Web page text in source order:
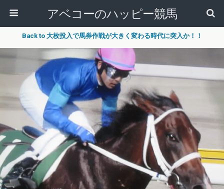
アベコーのハッピー競馬
Back to 大枚投入で馬券作戦が大きく変わる時代に突入か！！